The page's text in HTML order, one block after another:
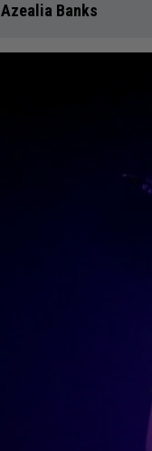
Azealia Banks